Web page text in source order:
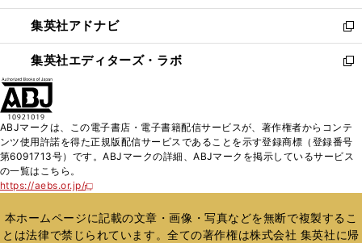
開
く
ウ
で
開
く
ン
ド
ウ
で
ウ
ィ
ン
ド
く
集英社アドナビ
新
し
い
ド
ウ
で
集英社エディターズ・ラボ
新
ィ
ン
開
く
ABJマークは、この電子書店・電子書籍配信サービスが、著作権者からコンテ
ンツ使用許諾を得た正規版配信サービスであることを示す登録商標（登録番号
第6091713号）です。ABJマークの詳細、ABJマークを掲示しているサービス
の一覧はこちら。
https://aebs.or.jp/
新
い
ウ
ィ
本ホームページに記載の文章・画像・写真などを無断で複製するこ
とは法律で禁じられています。全ての著作権は株式会社 集英社に帰